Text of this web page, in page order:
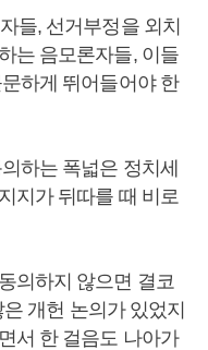
들, 선거부정을 외치
는 음모론자들, 이들
하게 뛰어들어야 한
하는 폭넓은 정치세
지가 뒤따를 때 비로
의하지 않으면 결코
개헌 논의가 있었지
서 한 걸음도 나아가